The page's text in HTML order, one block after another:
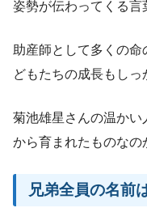
姿勢が伝わってくる言
助産師として多くの
どもたちの成長もしっ
菊池雄星さんの温か
から育まれたものなの
兄弟全員の名前